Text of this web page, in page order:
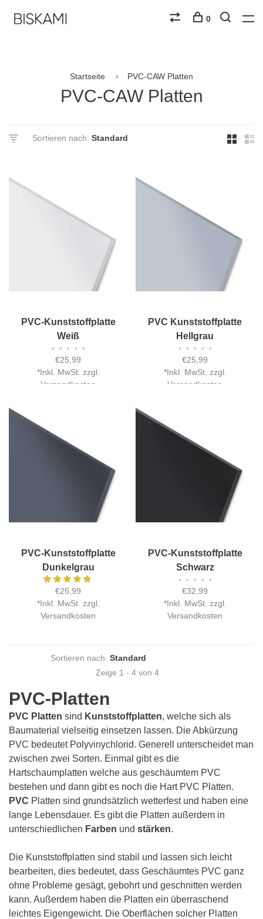
0
Startseite PVC-CAW Platten
PVC-CAW Platten
Sortieren nach:
PVC-Kunststoffplatte
Weiß
• • • • •
€25,99
*Inkl. MwSt. zzgl.
Versandkosten
PVC Kunststoffplatte
Hellgrau
• • • • •
€25,99
*Inkl. MwSt. zzgl.
Versandkosten
PVC-Kunststoffplatte
Dunkelgrau
€25,99
*Inkl. MwSt. zzgl.
Versandkosten
PVC-Kunststoffplatte
Schwarz
• • • • •
€32,99
*Inkl. MwSt. zzgl.
Versandkosten
Sortieren nach:
Zeige 1 - 4 von 4
PVC-Platten
PVC Platten sind Kunststoffplatten, welche sich als
Baumaterial vielseitig einsetzen lassen. Die Abkürzung
PVC bedeutet Polyvinychlorid. Generell unterscheidet man
zwischen zwei Sorten. Einmal gibt es die
Hartschaumplatten welche aus geschäumtem PVC
bestehen und dann gibt es noch die Hart PVC Platten.
PVC Platten sind grundsätzlich wetterfest und haben eine
lange Lebensdauer. Es gibt die Platten außerdem in
unterschiedlichen Farben und stärken.
Die Kunststoffplatten sind stabil und lassen sich leicht
bearbeiten, dies bedeutet, dass Geschäumtes PVC ganz
ohne Probleme gesägt, gebohrt und geschnitten werden
kann. Außerdem haben die Platten ein überraschend
leichtes Eigengewicht. Die Oberflächen solcher Platten